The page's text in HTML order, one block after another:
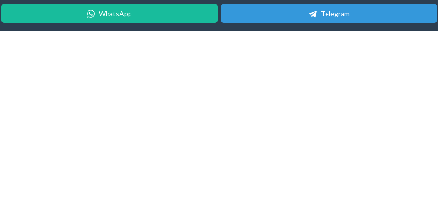
WhatsApp Telegram